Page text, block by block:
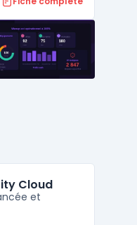
et des
des failles
Cloud
et